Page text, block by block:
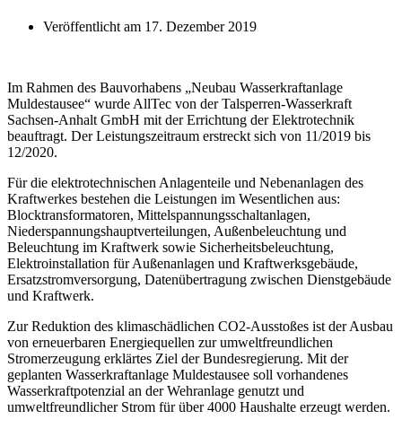
Veröffentlicht am 17. Dezember 2019
Im Rahmen des Bauvorhabens „Neubau Wasserkraftanlage
Muldestausee“ wurde AllTec von der Talsperren-Wasserkraft
Sachsen-Anhalt GmbH mit der Errichtung der Elektrotechnik
beauftragt. Der Leistungszeitraum erstreckt sich von 11/2019 bis
12/2020.
Für die elektrotechnischen Anlagenteile und Nebenanlagen des
Kraftwerkes bestehen die Leistungen im Wesentlichen aus:
Blocktransformatoren, Mittelspannungsschaltanlagen,
Niederspannungshauptverteilungen, Außenbeleuchtung und
Beleuchtung im Kraftwerk sowie Sicherheitsbeleuchtung,
Elektroinstallation für Außenanlagen und Kraftwerksgebäude,
Ersatzstromversorgung, Datenübertragung zwischen Dienstgebäude
und Kraftwerk.
Zur Reduktion des klimaschädlichen CO2-Ausstoßes ist der Ausbau
von erneuerbaren Energiequellen zur umweltfreundlichen
Stromerzeugung erklärtes Ziel der Bundesregierung. Mit der
geplanten Wasserkraftanlage Muldestausee soll vorhandenes
Wasserkraftpotenzial an der Wehranlage genutzt und
umweltfreundlicher Strom für über 4000 Haushalte erzeugt werden.